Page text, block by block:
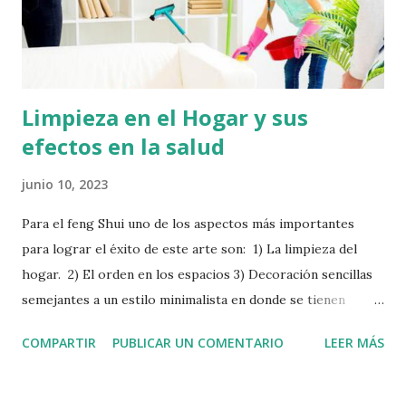
verja y de la puerta principal, en caso de estar dañadas, ya
que generan una resistencia a la venta. Trate de que abrir la
puerta sea un acto fácil y agr...
Limpieza en el Hogar y sus
efectos en la salud
junio 10, 2023
Para el feng Shui uno de los aspectos más importantes
para lograr el éxito de este arte son: 1) La limpieza del
hogar. 2) El orden en los espacios 3) Decoración sencillas
semejantes a un estilo minimalista en donde se tienen
espacio que sea cómodo y elegante. En el hogar se debe
COMPARTIR PUBLICAR UN COMENTARIO LEER MÁS